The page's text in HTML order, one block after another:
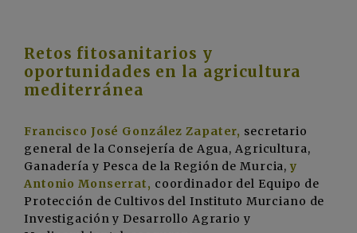
Retos fitosanitarios y
oportunidades en la agricultura
mediterránea
Francisco José González Zapater, secretario
general de la Consejería de Agua, Agricultura,
Ganadería y Pesca de la Región de Murcia, y
Antonio Monserrat, coordinador del Equipo de
Protección de Cultivos del Instituto Murciano de
Investigación y Desarrollo Agrario y